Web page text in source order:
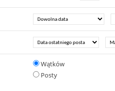
Wątków
Posty